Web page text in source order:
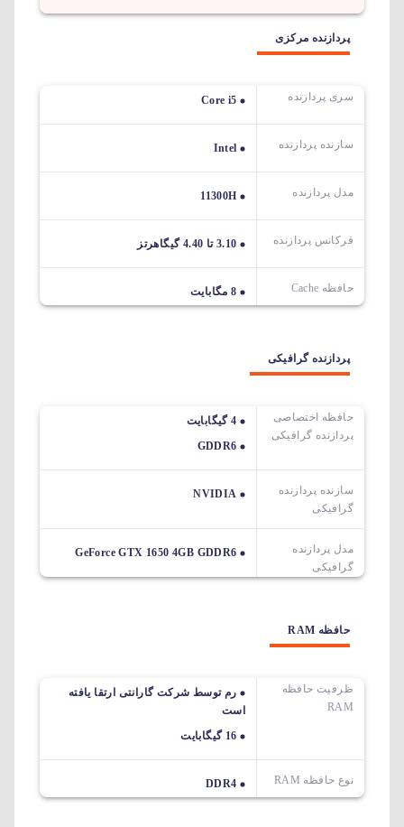
پردازنده مرکزی
سری پردازنده Core i5
سازنده پردازنده Intel
مدل پردازنده 11300H
فرکانس پردازنده 3.10 تا 4.40 گیگاهرتز
حافظه Cache 8 مگابایت
پردازنده گرافیکی
حافظه اختصاصی
پردازنده گرافیکی
4 گیگابایت
GDDR6
سازنده پردازنده
گرافیکی
NVIDIA
مدل پردازنده
گرافیکی
GeForce GTX 1650 4GB GDDR6
حافظه RAM
ظرفیت حافظه
RAM
رم توسط شرکت گارانتی ارتقا یافته
است
16 گیگابایت
نوع حافظه RAM DDR4